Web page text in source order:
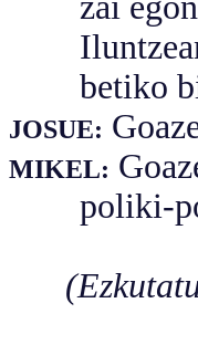
Iluntzean
betiko
JOSUE:
MIKEL:
poliki-